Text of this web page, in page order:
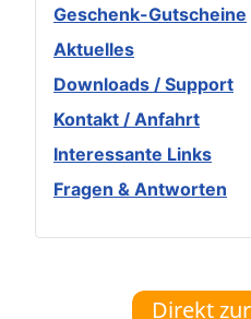
Geschenk-Gutscheine
Aktuelles
Downloads / Support
Kontakt / Anfahrt
Interessante Links
Fragen & Antworten